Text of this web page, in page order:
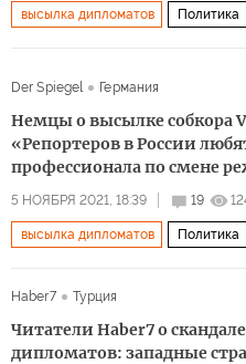
высылка дипломатов Политика
Der Spiegel Германия
Немцы о высылке собкора
«Репортеров в России
профессионала по смене
5 НОЯБРЯ 2021, 18:39 19
высылка дипломатов Политика
свобода лицемерие
Haber7 Турция
Читатели Haber7 о
дипломатов: западные